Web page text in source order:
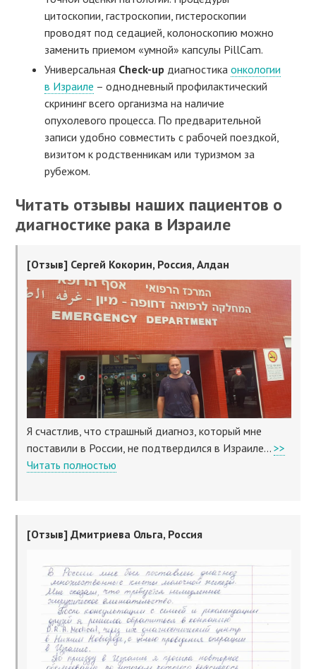
цитоскопии, гастроскопии, гистероскопии
проводят под седацией, колоноскопию можно
заменить приемом «умной» капсулы PillCam.
Универсальная Check-upдиагностика онкологии
в Израиле – однодневный профилактический
скрининг всего организма на наличие
опухолевого процесса. По предварительной
записи удобно совместить с рабочей поездкой,
визитом к родственникам или туризмом за
рубежом.
Читать отзывы наших пациентов о
диагностике рака в Израиле
[Отзыв] Сергей Кокорин, Россия, Алдан
Я счастлив, что страшный диагноз, который мне
поставили в России, не подтвердился в Израиле...>>
Читать полностью
[Отзыв] Дмитриева Ольга, Россия